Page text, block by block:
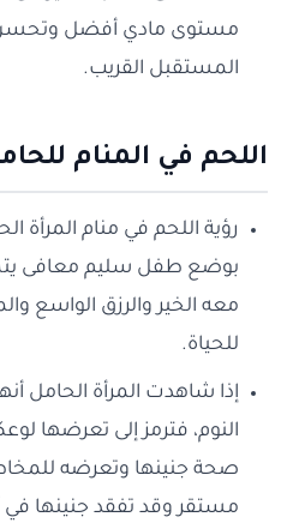
مستوى مادي أفضل
المستقبل القريب.
اللحم في المنام
رؤية اللحم في منام المرأة
بوضع طفل سليم معافى
معه الخير والرزق الواسع
للحياة.
إذا شاهدت المرأة الحامل
النوم، فترمز إلى تعرضها
صحة جنينها وتعرضه
مستقر وقد تفقد جنينها في